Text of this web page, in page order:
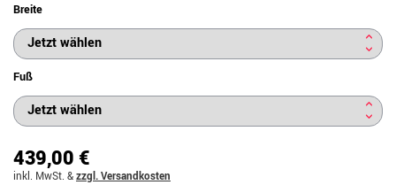
Breite
Fuß
439,00 €
inkl. MwSt. &zzgl. Versandkosten